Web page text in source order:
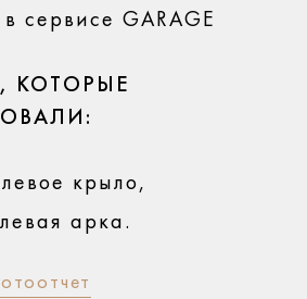
сервисе GARAGE
КОТОРЫЕ
крыло,
арка.